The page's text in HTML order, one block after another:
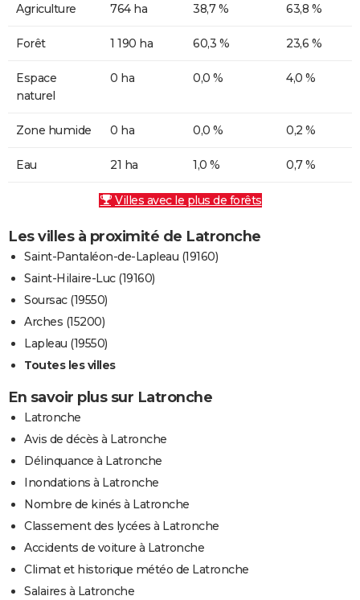
Agriculture 764 ha 38,7 % 63,8 %
Forêt 1 190 ha 60,3 % 23,6 %
Espace
naturel
0 ha 0,0 % 4,0 %
Zone humide 0 ha 0,0 % 0,2 %
Eau 21 ha 1,0 % 0,7 %
Villes avec le plus de forêts
Les villes à proximité de Latronche
Saint-Pantaléon-de-Lapleau (19160)
Saint-Hilaire-Luc (19160)
Soursac (19550)
Arches (15200)
Lapleau (19550)
Toutes les villes
En savoir plus sur Latronche
Latronche
Avis de décès à Latronche
Délinquance à Latronche
Inondations à Latronche
Nombre de kinés à Latronche
Classement des lycées à Latronche
Accidents de voiture à Latronche
Climat et historique météo de Latronche
Salaires à Latronche